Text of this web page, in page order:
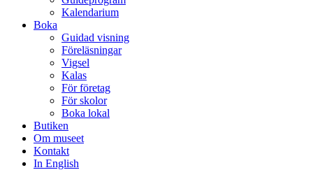
Kalendarium
Boka
Guidad visning
Föreläsningar
Vigsel
Kalas
För företag
För skolor
Boka lokal
Butiken
Om museet
Kontakt
In English